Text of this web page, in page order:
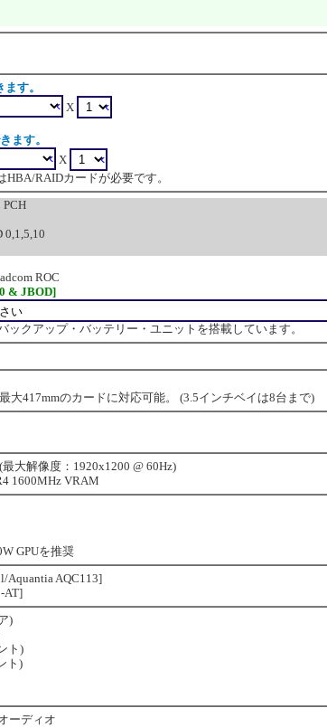
す。
X
ます。
X
RAIDカードが必要です。
0,1,5,10
ROC
& JBOD]
クアップ・バッテリー・ユニットを搭載しています。
大417mmのカードに対応可能。 (3.5インチベイは8台まで)
大解像度：1920x1200 @ 60Hz)
1600MHz VRAM
GPUを推奨
Aquantia AQC113]
AT]
)
ト)
ト)
ーディオ